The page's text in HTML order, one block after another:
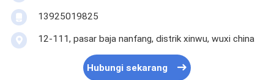
13925019825
12-111, pasar baja nanfang, distrik xinwu, wuxi china
Hubungi sekarang